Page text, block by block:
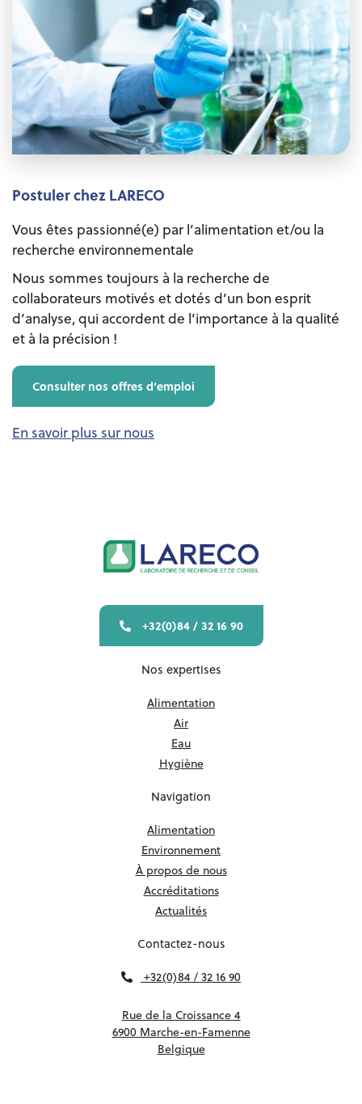
Postuler chez LARECO
Vous êtes passionné(e) par l’alimentation et/ou la
recherche environnementale
Nous sommes toujours à la recherche de
collaborateurs motivés et dotés d’un bon esprit
d’analyse, qui accordent de l’importance à la qualité
et à la précision !
Consulter nos offres d’emploi
En savoir plus sur nous
+32(0)84 / 32 16 90
Nos expertises
Alimentation
Air
Eau
Hygiène
Navigation
Alimentation
Environnement
À propos de nous
Accréditations
Actualités
Contactez-nous
+32(0)84 / 32 16 90
Rue de la Croissance 4
6900 Marche-en-Famenne
Belgique